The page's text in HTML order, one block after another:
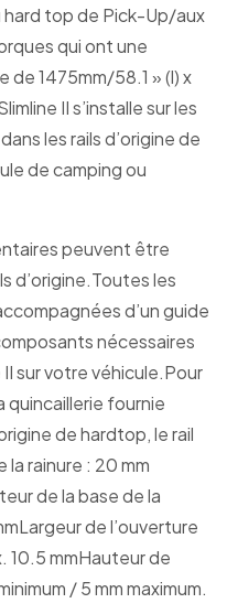
top de Pick-Up/aux
qui ont une
1475mm/58.1 » (l) x
II s’installe sur les
les rails d’origine de
de camping ou
peuvent être
d’origine.Toutes les
d’un guide
nécessaires
sur votre véhicule.Pour
quincaillerie fournie
de hardtop, le rail
rainure : 20 mm
de la base de la
de l’ouverture
10.5 mmHauteur de
/ 5 mm maximum.